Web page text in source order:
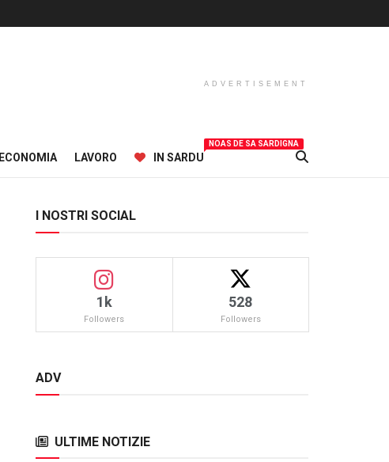
ADVERTISEMENT
ECONOMIA LAVORO IN SARDU
NOAS DE SA SARDIGNA
I NOSTRI SOCIAL
1k
Followers
528
Followers
ADV
ULTIME NOTIZIE